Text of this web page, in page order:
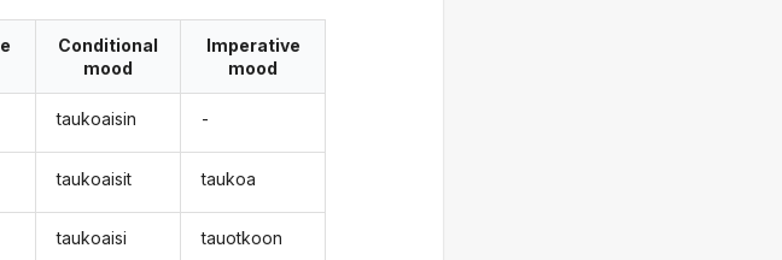
Conditional
mood
taukoaisin
taukoaisit
taukoaisi
Imperative
mood
-
taukoa
tauotkoon